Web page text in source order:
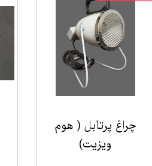
چراغ پرتابل ( هوم
ویزیت)